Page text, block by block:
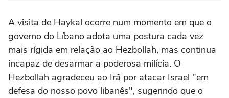
A visita de Haykal ocorre num momento em que o
governo do Líbano adota uma postura cada vez
mais rígida em relação ao Hezbollah, mas continua
incapaz de desarmar a poderosa milícia. O
Hezbollah agradeceu ao Irã por atacar Israel "em
defesa do nosso povo libanês", sugerindo que o